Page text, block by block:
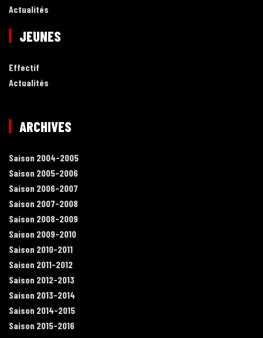
Actualités
JEUNES
Effectif
Actualités
ARCHIVES
Saison 2004-2005
Saison 2005-2006
Saison 2006-2007
Saison 2007-2008
Saison 2008-2009
Saison 2009-2010
Saison 2010-2011
Saison 2011-2012
Saison 2012-2013
Saison 2013-2014
Saison 2014-2015
Saison 2015-2016